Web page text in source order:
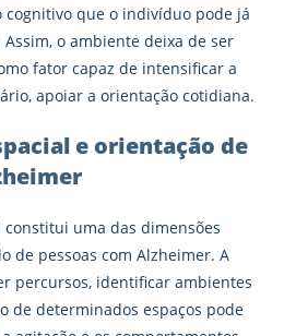
cognitivo que o indivíduo pode já
o ambiente deixa de ser
fator capaz de intensificar a
apoiar a orientação cotidiana.
e orientação de
uma das dimensões
de pessoas com Alzheimer. A
percursos, identificar ambientes
de determinados espaços pode